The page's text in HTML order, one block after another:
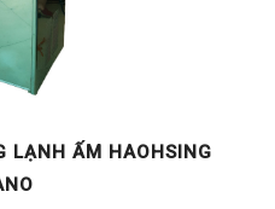
LẠNH ẤM HAOHSING